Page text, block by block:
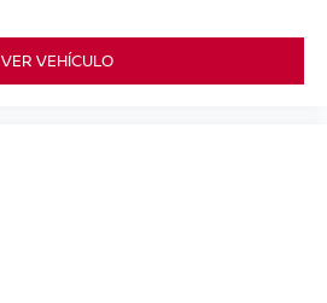
VER VEHÍCULO